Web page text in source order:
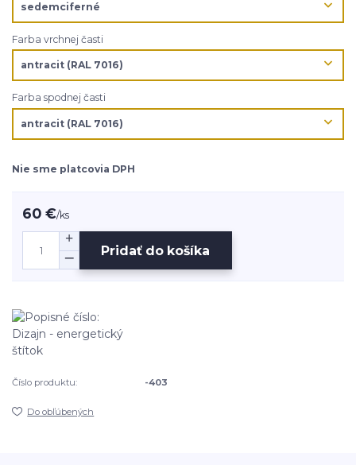
Farba vrchnej časti
Farba spodnej časti
Nie sme platcovia DPH
60 €/ks
Pridať do košíka
Číslo produktu: -403
Do obľúbených